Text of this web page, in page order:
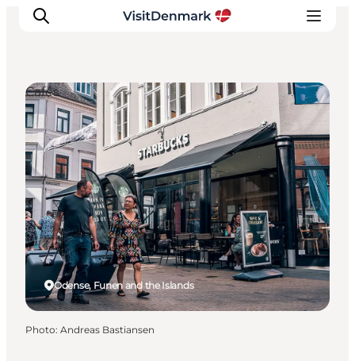
Inspirations
Destinations
Quoi faire
Hébergements
Planifiez votre voyage
Odense, Funen and the Islands
Cafés
Photo: Andreas Bastiansen